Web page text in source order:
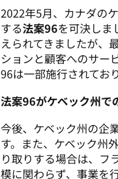
2022年5月、カナダの
する法案96を可決しま
えられてきましたが、
ションと顧客へのサー
96は一部施行されてお
法案96がケベック州で
今後、ケベック州の企
す。また、ケベック州
り取りする場合は、フ
模に関わらず、事業を